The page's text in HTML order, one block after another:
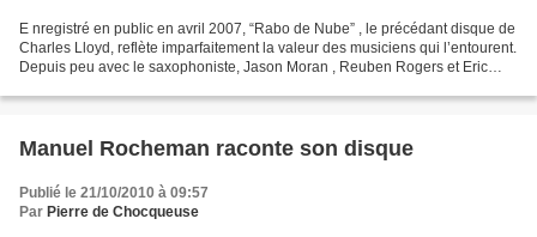
E nregistré en public en avril 2007, “Rabo de Nube” , le précédant disque de
Charles Lloyd, reflète imparfaitement la valeur des musiciens qui l’entourent.
Depuis peu avec le saxophoniste, Jason Moran , Reuben Rogers et Eric
Manuel Rocheman raconte son disque
Publié le 21/10/2010 à 09:57
Par Pierre de Chocqueuse